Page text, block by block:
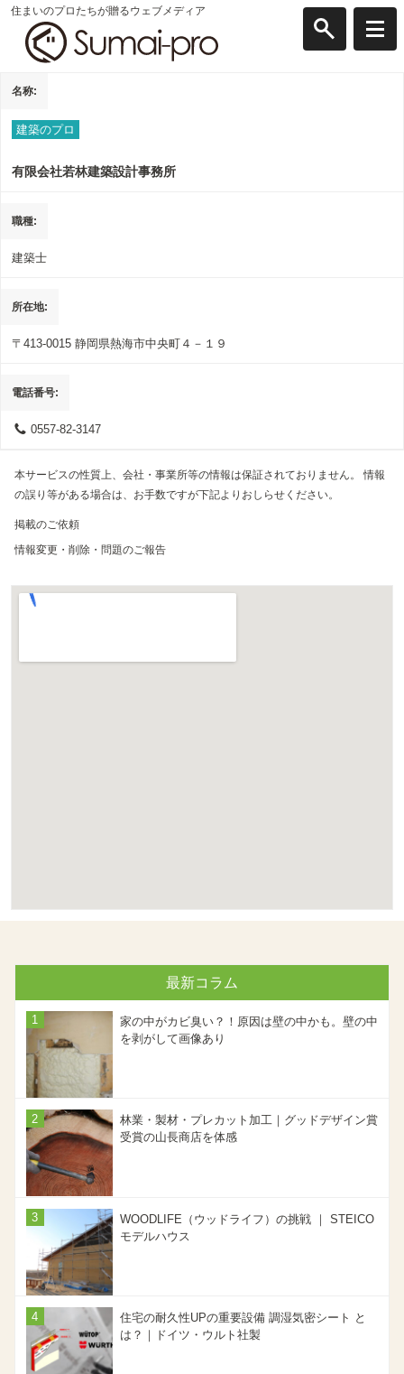
住まいのプロたちが贈るウェブメディア
名称
建築のプロ
有限会社若林建築設計事務所
職種
建築士
所在地
〒413-0015 静岡県熱海市中央町４－１９
電話番号
0557-82-3147
本サービスの性質上、会社・事業所等の情報は保証されておりません。 情報
の誤り等がある場合は、お手数ですが下記よりおしらせください。
掲載のご依頼
情報変更・削除・問題のご報告
最新コラム
家の中がカビ臭い？！原因は壁の中かも。壁の中
を剥がして画像あり
林業・製材・プレカット加工｜グッドデザイン賞
受賞の山長商店を体感
WOODLIFE（ウッドライフ）の挑戦 ｜ STEICO
モデルハウス
住宅の耐久性UPの重要設備 調湿気密シート と
は？｜ドイツ・ウルト社製